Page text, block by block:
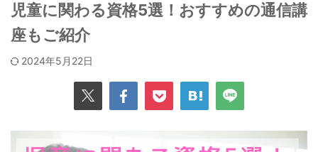
児童に関わる資格5選！おすすめの通信講
座もご紹介
2024年5月22日